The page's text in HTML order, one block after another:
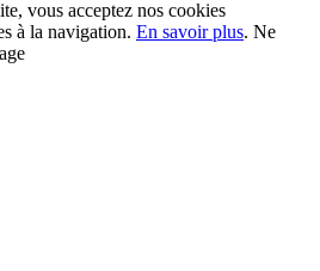
vous acceptez nos cookies
à la navigation. En savoir plus. Ne